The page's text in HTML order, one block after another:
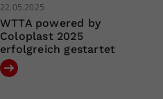
22.05.2025
WTTA powered by
Coloplast 2025
erfolgreich gestartet